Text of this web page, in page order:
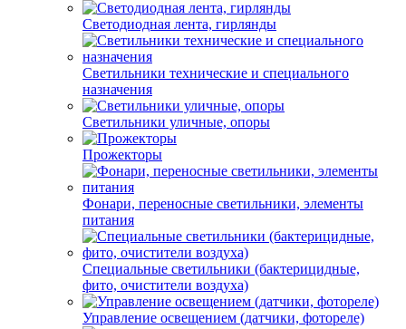
Светодиодная лента, гирлянды
Светильники технические и специального
назначения
Светильники уличные, опоры
Прожекторы
Фонари, переносные светильники, элементы
питания
Специальные светильники (бактерицидные,
фито, очистители воздуха)
Управление освещением (датчики, фотореле)